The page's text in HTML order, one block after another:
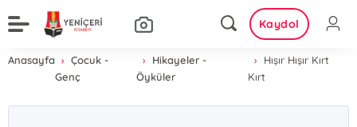
Kaydol
Anasayfa
Çocuk -
Genç
Hikayeler -
Öyküler
Hışır Hışır Kırt
Kırt